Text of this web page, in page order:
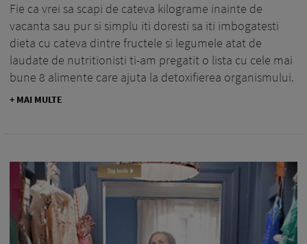
Fie ca vrei sa scapi de cateva kilograme inainte de
vacanta sau pur si simplu iti doresti sa iti imbogatesti
dieta cu cateva dintre fructele si legumele atat de
laudate de nutritionisti ti-am pregatit o lista cu cele mai
bune 8 alimente care ajuta la detoxifierea organismului.
+ MAI MULTE